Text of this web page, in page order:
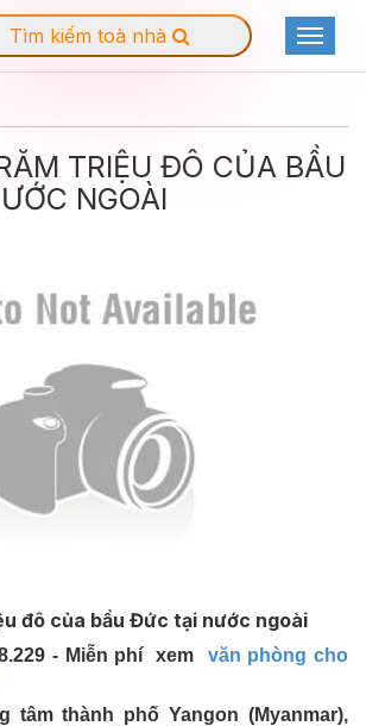
Tìm kiếm toà nhà
Toggle
TRIỆU ĐÔ CỦA BẦU
NGOÀI
đô của bầu Đức tại nước ngoài
- Miễn phí xem văn phòng cho
tâm thành phố Yangon (Myanmar),